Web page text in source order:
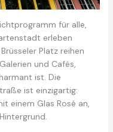
für alle,
erleben
Platz reihen
und Cafés,
ist. Die
ist einzigartig:
einem Glas Rosé an,